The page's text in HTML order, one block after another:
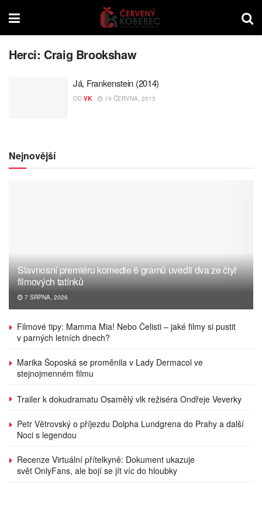
Herci: Craig Brookshaw
Já, Frankenstein (2014)
OD VK 19 ČERVNA, 2013
Nejnovější
Slavnosní premiéru komedie 6 gramů uvedli dva ze čtyř
filmových tatínků
7 SRPNA, 2026
Filmové tipy: Mamma Mia! Nebo Čelisti – jaké filmy si pustit
v parných letních dnech?
Marika Šoposká se proměnila v Lady Dermacol ve
stejnojmenném filmu
Trailer k dokudramatu Osamělý vlk režiséra Ondřeje Veverky
Petr Větrovský o příjezdu Dolpha Lundgrena do Prahy a další
Noci s legendou
Recenze Virtuální přítelkyně: Dokument ukazuje
svět OnlyFans, ale bojí se jít víc do hloubky